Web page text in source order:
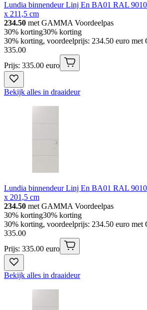
Lundia binnendeur Linj En BA01 RAL
x 211,5 cm
234.50 met GAMMA Voordeelpas
30% korting30% korting
30% korting, voordeelprijs: 234.50 euro
335.00
Prijs: 335.00 euro
Bekijk alles in draaideur
Lundia binnendeur Linj En BA01 RAL 9010
x 201,5 cm
234.50 met GAMMA Voordeelpas
30% korting30% korting
30% korting, voordeelprijs: 234.50 euro
335.00
Prijs: 335.00 euro
Bekijk alles in draaideur